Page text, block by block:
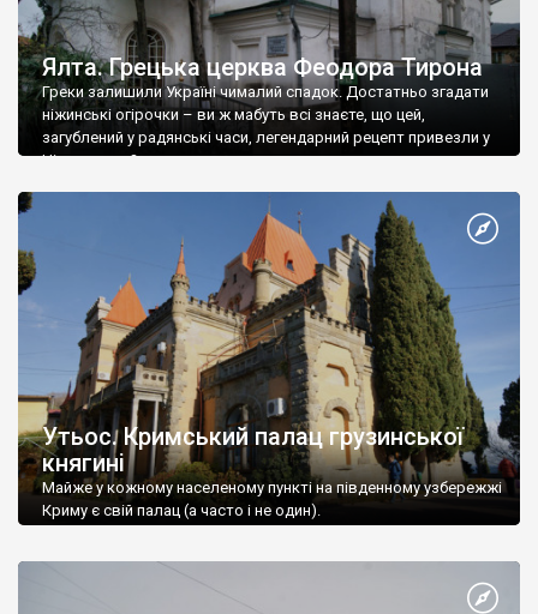
Ялта. Грецька церква Феодора Тирона
Греки залишили Україні чималий спадок. Достатньо згадати
ніжинські огірочки – ви ж мабуть всі знаєте, що цей,
загублений у радянські часи, легендарний рецепт привезли у
Ніжин греки?
Утьос. Кримський палац грузинської
княгині
Майже у кожному населеному пункті на південному узбережжі
Криму є свій палац (а часто і не один).